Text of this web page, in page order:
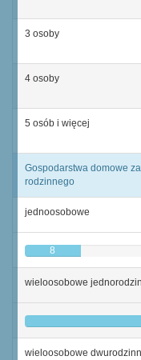
3 osoby
4 osoby
5 osób i więcej
Gospodarstwa domowe
rodzinnego
jednoosobowe
8
wieloosobowe
wieloosobowe